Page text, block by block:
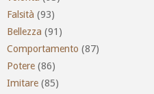
Falsità (93)
Bellezza (91)
Comportamento (87)
Potere (86)
Imitare (85)